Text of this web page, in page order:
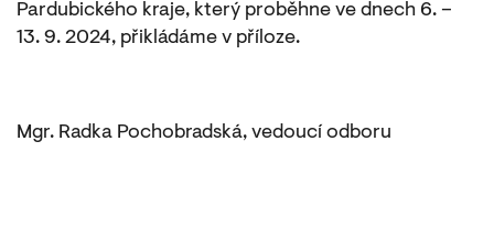
Pardubického kraje, který proběhne ve dnech 6. –
13. 9. 2024, přikládáme v příloze.
Mgr. Radka Pochobradská, vedoucí odboru